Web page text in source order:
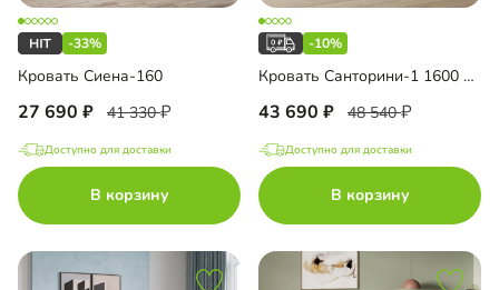
-33%
Кровать Сиена-160
27 690 41 330
Доступно для доставки
В корзину
-10%
Кровать Санторини-1 1600 Лайф
43 690 48 540
Доступно для доставки
В корзину